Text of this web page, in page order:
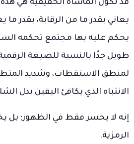
قد تكون المأساة الحقيقية هي
يعاني بقدر ما من الرقابة، بقدر ما
يحكم عليه بها مجتمع تحكمه
طويل جدًا بالنسبة للصيغة
لمنطق الاستقطاب، وشديد
الانتباه الذي يكافئ اليقين بدل
إنه لا يخسر فقط في الظهور؛ بل
الرمزية.